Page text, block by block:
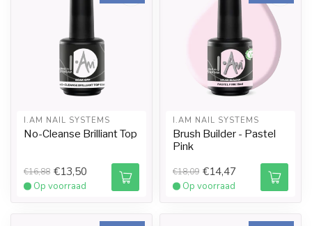
I.AM NAIL SYSTEMS
No-Cleanse Brilliant Top
€16,88 €13,50
Op voorraad
I.AM NAIL SYSTEMS
Brush Builder - Pastel
Pink
€18,09 €14,47
Op voorraad